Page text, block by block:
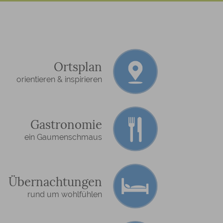
Ortsplan
orientieren & inspirieren
Gastronomie
ein Gaumenschmaus
Übernachtungen
rund um wohlfühlen